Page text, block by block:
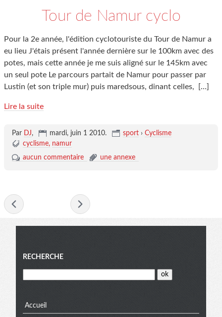
Tour de Namur cyclo
Pour la 2e année, l'édition cyclotouriste du Tour de Namur a
eu lieu J'étais présent l'année dernière sur le 100km avec des
potes, mais cette année je me suis aligné sur le 145km avec
un seul pote Le parcours partait de Namur pour passer par
Lustin (et son triple mur) puis maredsous, dinant celles,
[…]
Lire la suite
Par DJ, mardi, juin 1 2010. sport › Cyclisme
cyclisme namur
aucun commentaire
une annexe
Menu
RECHERCHE
Accueil